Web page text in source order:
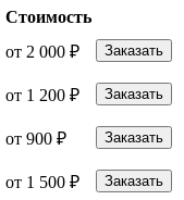
Стоимость
от 2 000 ₽ Заказать
от 1 200 ₽ Заказать
от 900 ₽ Заказать
от 1 500 ₽ Заказать